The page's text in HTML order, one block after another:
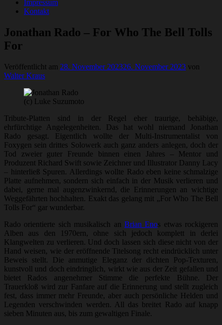
Impressum
Kontakt
Jonathan Rado – For Who The Bell Tolls
For
Veröffentlicht am 28. November 202326. November 2023 von
Walter Kraus
(c) Luke Suzumoto
Tribute-Platten sind in der Regel eher traurige, behäbige,
ehrfürchtige Angelegenheiten. Das hat wohl niemand Jonathan
Rado gesagt. Eigentlich wollte der Multi-Instrumentalist von
Foxygen sein drittes Solowerk auch ganz anders anlegen, doch der
Tod zweier guter Freunde binnen einen Jahres – Mentor und
Produzent Richard Swift sowie Zeichner und Illustrator Danny Lacy
– hinterließ Spuren. Allerdings wollte Rado eben keine schmalzige
Platte aufnehmen, sondern sich einfach in der Musik verlieren und
dabei, gerne mal augenzwinkernd, die Erinnerungen an wichtige
Weggefährten hochhalten. Exakt das gelang mit „For Who The Bell
Tolls For“ gar wunderbar.
Rado orientierte sich musikalisch an Brian Enos etwas rockigeren
Alben aus den 1970ern, ohne sich jedoch komplett in derlei
Klangwelten zu verlieren. Und doch lassen sich diese nicht von der
Hand weisen, wie der eröffnende Titelsong recht eindrücklich unter
Beweis stellt. Die anmutige Eleganz der dichten Pop-Texturen,
kunstvoll und doch eindringlich, wirkt wie aus der Zeit gefallen und
bietet Rados angenehmer Stimme die perfekte Bühne. Der
Trauerkloß wird zur Fanfare auf die Erinnerung und stellt zugleich
fest, dass immer mehr Freunde, aber auch persönliche Helden und
Legenden verschwinden werden. All das breitet Rado auf knapp
sieben Minuten aus, bis zum gewaltigen Finale.